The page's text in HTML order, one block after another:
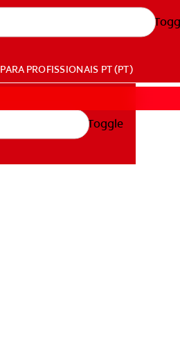
PARA PROFISSIONAIS PT (PT)
Toggle